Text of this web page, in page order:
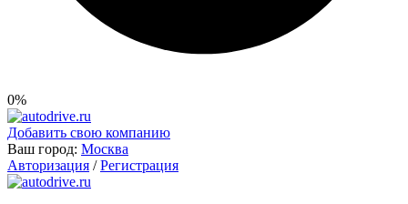
0%
Добавить свою компанию
Ваш город: Москва
Авторизация / Регистрация